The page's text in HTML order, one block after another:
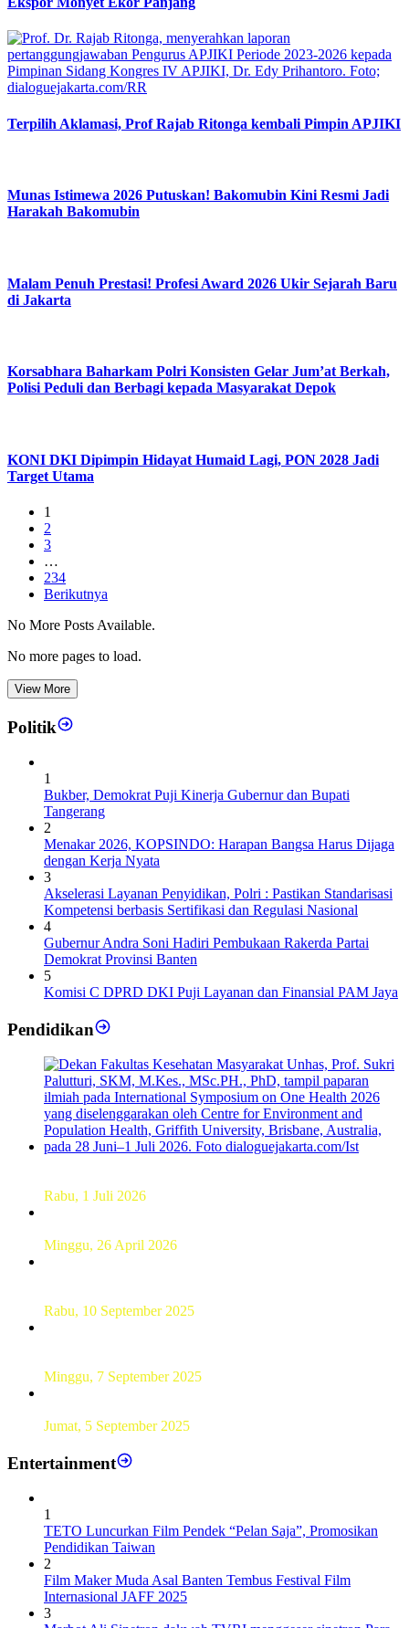
Terpilih Aklamasi, Prof Rajab Ritonga kembali Pimpin APJIKI
Munas Istimewa 2026 Putuskan! Bakomubin Kini Resmi Jadi
Harakah Bakomubin
Malam Penuh Prestasi! Profesi Award 2026 Ukir Sejarah Baru
di Jakarta
Korsabhara Baharkam Polri Konsisten Gelar Jum’at Berkah,
Polisi Peduli dan Berbagi kepada Masyarakat Depok
KONI DKI Dipimpin Hidayat Humaid Lagi, PON 2028 Jadi
Target Utama
1
2
3
…
234
Berikutnya
No More Posts Available.
No more pages to load.
View More
Politik
1
Bukber, Demokrat Puji Kinerja Gubernur dan Bupati
Tangerang
2
Menakar 2026, KOPSINDO: Harapan Bangsa Harus Dijaga
dengan Kerja Nyata
3
Akselerasi Layanan Penyidikan, Polri : Pastikan Standarisasi
Kompetensi berbasis Sertifikasi dan Regulasi Nasional
4
Gubernur Andra Soni Hadiri Pembukaan Rakerda Partai
Demokrat Provinsi Banten
5
Komisi C DPRD DKI Puji Layanan dan Finansial PAM Jaya
Pendidikan
Rabu, 1 Juli 2026
Minggu, 26 April 2026
Rabu, 10 September 2025
Minggu, 7 September 2025
Jumat, 5 September 2025
Entertainment
1
TETO Luncurkan Film Pendek “Pelan Saja”, Promosikan
Pendidikan Taiwan
2
Film Maker Muda Asal Banten Tembus Festival Film
Internasional JAFF 2025
3